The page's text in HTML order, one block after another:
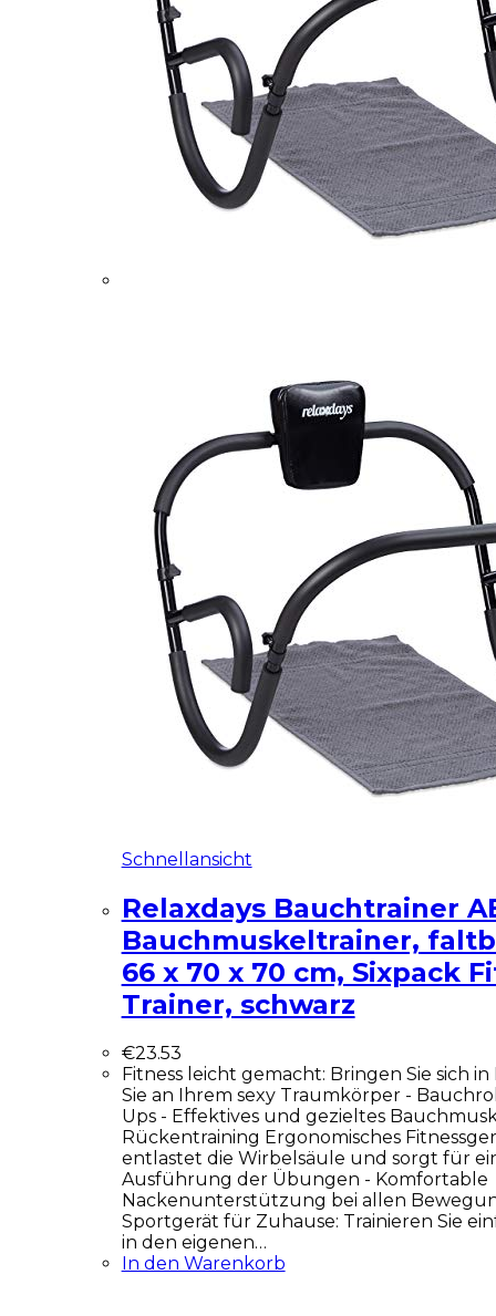
Schnellansicht
Relaxdays Bauchtrainer
Bauchmuskeltrainer,
66 x 70 x 70 cm, Sixpack
Trainer, schwarz
€23.53
Fitness leicht gemacht: Bringen Sie sich
Sie an Ihrem sexy Traumkörper -
Ups - Effektives und gezieltes
Rückentraining Ergonomisches
entlastet die Wirbelsäule und sorgt für
Ausführung der Übungen - Komfortable
Nackenunterstützung bei allen
Sportgerät für Zuhause: Trainieren Sie
in den eigenen…
In den Warenkorb